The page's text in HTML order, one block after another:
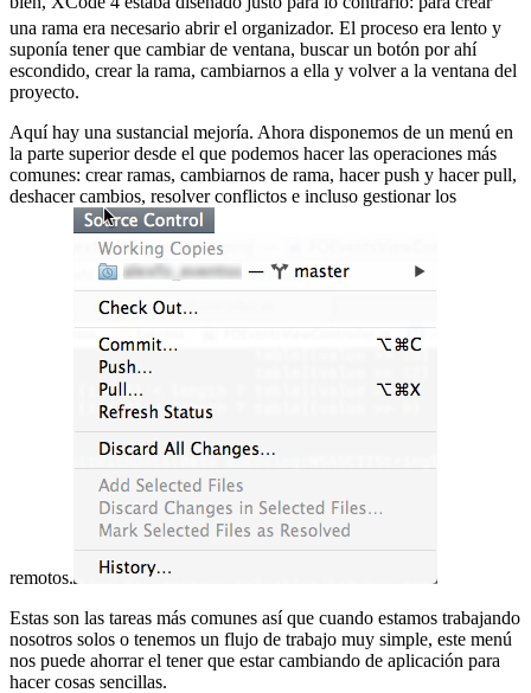
una rama era necesario abrir el organizador. El proceso era lento y
suponía tener que cambiar de ventana, buscar un botón por ahí
escondido, crear la rama, cambiarnos a ella y volver a la ventana del
proyecto.
Aquí hay una sustancial mejoría. Ahora disponemos de un menú en
la parte superior desde el que podemos hacer las operaciones más
comunes: crear ramas, cambiarnos de rama, hacer push y hacer pull,
deshacer cambios, resolver conflictos e incluso gestionar los
remotos.
Estas son las tareas más comunes así que cuando estamos trabajando
nosotros solos o tenemos un flujo de trabajo muy simple, este menú
nos puede ahorrar el tener que estar cambiando de aplicación para
hacer cosas sencillas.